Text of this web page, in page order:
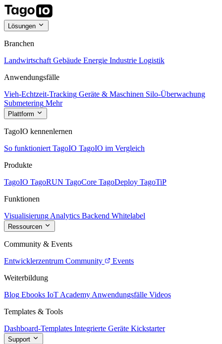
Lösungen
Branchen
Landwirtschaft Gebäude Energie Industrie Logistik
Anwendungsfälle
Vieh-Echtzeit-Tracking Geräte & Maschinen Silo-Überwachung
Submetering Mehr
Plattform
TagoIO kennenlernen
So funktioniert TagoIO TagoIO im Vergleich
Produkte
TagoIO TagoRUN TagoCore TagoDeploy TagoTiP
Funktionen
Visualisierung Analytics Backend Whitelabel
Ressourcen
Community & Events
Entwicklerzentrum Community
Events
Weiterbildung
Blog Ebooks IoT Academy Anwendungsfälle Videos
Templates & Tools
Dashboard-Templates Integrierte Geräte Kickstarter
Support